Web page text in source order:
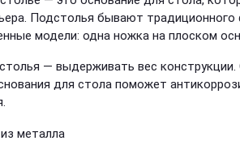
Подстолья бывают
модели: одна ножка на плоском
— выдерживать вес
для стола поможет